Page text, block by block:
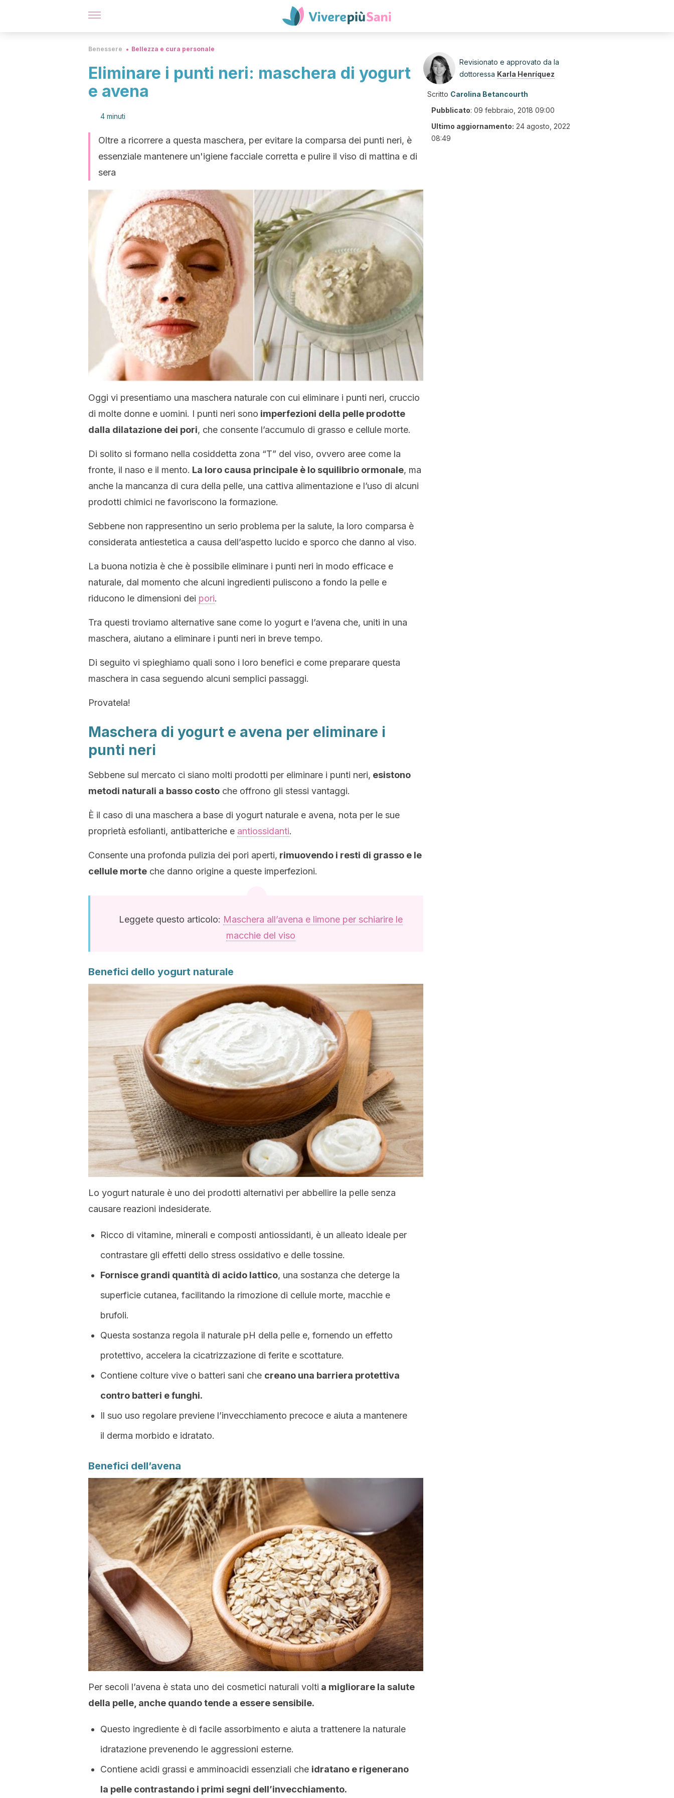
Benessere Bellezza e cura personale
Eliminare i punti neri: maschera di yogurt
e avena
4 minuti
Oltre a ricorrere a questa maschera, per evitare la comparsa dei punti neri, è
essenziale mantenere un'igiene facciale corretta e pulire il viso di mattina e di
sera
Oggi vi presentiamo una maschera naturale con cui eliminare i punti neri, cruccio
di molte donne e uomini. I punti neri sono imperfezioni della pelle prodotte
dalla dilatazione dei pori, che consente l’accumulo di grasso e cellule morte.
Di solito si formano nella cosiddetta zona “T” del viso, ovvero aree come la
fronte, il naso e il mento. La loro causa principale è lo squilibrio ormonale, ma
anche la mancanza di cura della pelle, una cattiva alimentazione e l’uso di alcuni
prodotti chimici ne favoriscono la formazione.
Sebbene non rappresentino un serio problema per la salute, la loro comparsa è
considerata antiestetica a causa dell’aspetto lucido e sporco che danno al viso.
La buona notizia è che è possibile eliminare i punti neri in modo efficace e
naturale, dal momento che alcuni ingredienti puliscono a fondo la pelle e
riducono le dimensioni dei pori.
Tra questi troviamo alternative sane come lo yogurt e l’avena che, uniti in una
maschera, aiutano a eliminare i punti neri in breve tempo.
Di seguito vi spieghiamo quali sono i loro benefici e come preparare questa
maschera in casa seguendo alcuni semplici passaggi.
Provatela!
Maschera di yogurt e avena per eliminare i
punti neri
Sebbene sul mercato ci siano molti prodotti per eliminare i punti neri, esistono
metodi naturali a basso costo che offrono gli stessi vantaggi.
È il caso di una maschera a base di yogurt naturale e avena, nota per le sue
proprietà esfolianti, antibatteriche e antiossidanti.
Consente una profonda pulizia dei pori aperti, rimuovendo i resti di grasso e le
cellule morte che danno origine a queste imperfezioni.
Leggete questo articolo: Maschera all’avena e limone per schiarire le
macchie del viso
Benefici dello yogurt naturale
Lo yogurt naturale è uno dei prodotti alternativi per abbellire la pelle senza
causare reazioni indesiderate.
Ricco di vitamine, minerali e composti antiossidanti, è un alleato ideale per
contrastare gli effetti dello stress ossidativo e delle tossine.
Fornisce grandi quantità di acido lattico, una sostanza che deterge la
superficie cutanea, facilitando la rimozione di cellule morte, macchie e
brufoli.
Questa sostanza regola il naturale pH della pelle e, fornendo un effetto
protettivo, accelera la cicatrizzazione di ferite e scottature.
Contiene colture vive o batteri sani che creano una barriera protettiva
contro batteri e funghi.
Il suo uso regolare previene l’invecchiamento precoce e aiuta a mantenere
il derma morbido e idratato.
Benefici dell’avena
Per secoli l’avena è stata uno dei cosmetici naturali volti a migliorare la salute
della pelle, anche quando tende a essere sensibile.
Questo ingrediente è di facile assorbimento e aiuta a trattenere la naturale
idratazione prevenendo le aggressioni esterne.
Contiene acidi grassi e amminoacidi essenziali che idratano e rigenerano
la pelle contrastando i primi segni dell’invecchiamento.
Revisionato e approvato da la
dottoressa Karla Henríquez
Scritto Carolina Betancourth
Pubblicato: 09 febbraio, 2018 09:00
Ultimo aggiornamento: 24 agosto, 2022
08:49